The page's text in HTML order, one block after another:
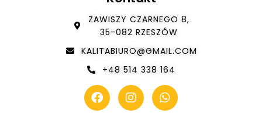
ZAWISZY CZARNEGO 8,
35-082 RZESZÓW
KALITABIURO@GMAIL.COM
+48 514 338 164